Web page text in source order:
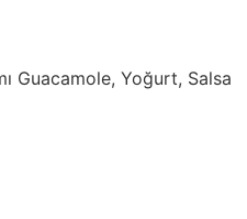
Guacamole, Yoğurt, Salsa